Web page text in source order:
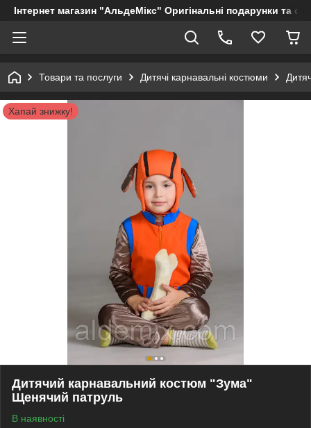
Інтернет магазин "АльдеМікс" Оригінальні подарунки та
Товари та послуги Дитячі карнавальні костюми
Хапай знижку!
Дитячий карнавальний костюм "Зума"
Щенячий патруль
В наявності